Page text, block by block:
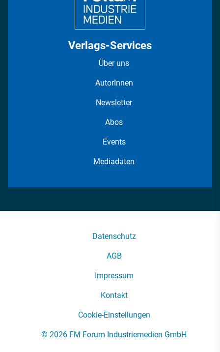
Verlags-Services
Über uns
AutorInnen
Newsletter
Abos
Events
Mediadaten
Datenschutz
AGB
Impressum
Kontakt
Cookie-Einstellungen
© 2026 FM Forum Industriemedien GmbH